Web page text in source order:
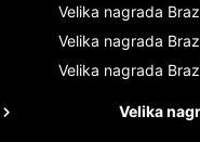
Velika nagrada
Velika nagrada
Velika nagrada
Velika